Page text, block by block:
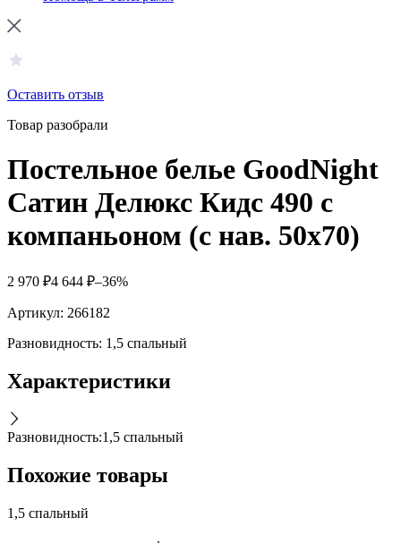
Оставить отзыв
Товар разобрали
Постельное белье GoodNight
Сатин Делюкс Кидс 490 с
компаньоном (с нав. 50х70)
2 970 ₽4 644 ₽–36%
Артикул: 266182
Разновидность: 1,5 спальный
Характеристики
Разновидность:1,5 спальный
Похожие товары
1,5 спальный